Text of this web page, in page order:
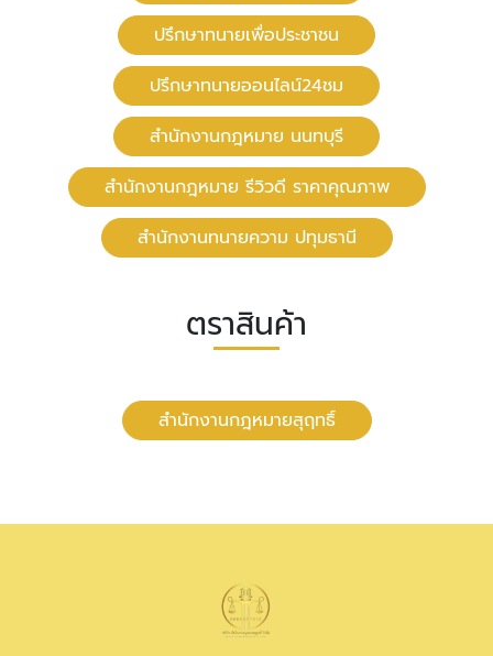
ปรึกษาทนายเพื่อประชาชน
ปรึกษาทนายออนไลน์24ชม
สํานักงานกฎหมาย นนทบุรี
สำนักงานกฎหมาย รีวิวดี ราคาคุณภาพ
สำนักงานทนายความ ปทุมธานี
ตราสินค้า
สำนักงานกฎหมายสุฤทธิ์